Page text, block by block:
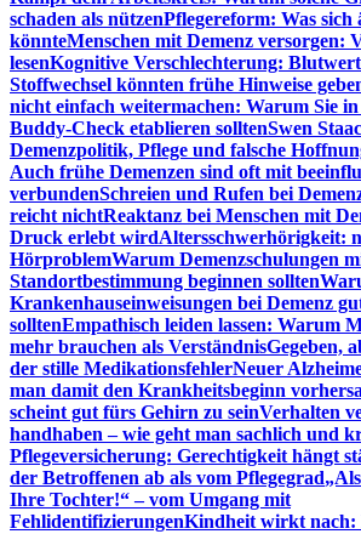
schaden als nützenPflegereform: Was sich
könnteMenschen mit Demenz versorgen:
lesenKognitive Verschlechterung:
Stoffwechsel könnten frühe Hinweise
nicht einfach weitermachen: Warum Sie in
Buddy-Check etablieren solltenSwen
Demenzpolitik, Pflege und falsche
Auch frühe Demenzen sind oft mit
verbundenSchreien und Rufen bei
reicht nichtReaktanz bei Menschen mit
Druck erlebt wirdAltersschwerhörigkeit:
HörproblemWarum Demenzschulungen
Standortbestimmung beginnen sollten
Krankenhauseinweisungen bei Demenz
solltenEmpathisch leiden lassen: Warum
mehr brauchen als VerständnisGegeben,
der stille MedikationsfehlerNeuer
man damit den Krankheitsbeginn
scheint gut fürs Gehirn zu seinVerhalten
handhaben – wie geht man sachlich und
Pflegeversicherung: Gerechtigkeit hängt
der Betroffenen ab als vom Pflegegrad
Ihre Tochter!“ – vom Umgang mit
FehlidentifizierungenKindheit wirkt nach: